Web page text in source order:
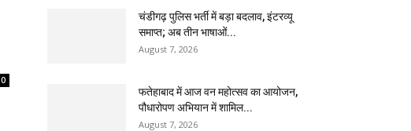
0
चंडीगढ़ पुलिस भर्ती में बड़ा बदलाव, इंटरव्यू
समाप्त; अब तीन भाषाओं...
August 7, 2026
फतेहाबाद में आज वन महोत्सव का आयोजन,
पौधारोपण अभियान में शामिल...
August 7, 2026